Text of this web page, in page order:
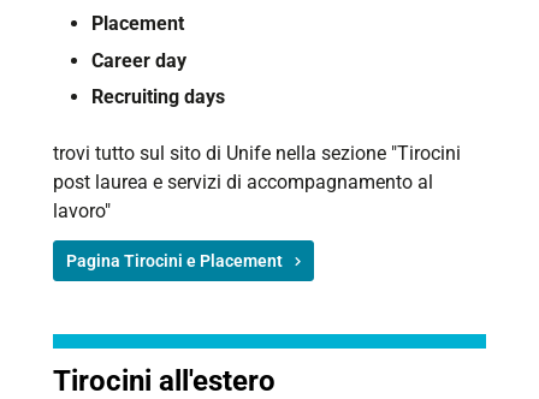
Placement
Career day
Recruiting days
trovi tutto sul sito di Unife nella sezione "Tirocini
post laurea e servizi di accompagnamento al
lavoro"
Pagina Tirocini e Placement
Tirocini all'estero